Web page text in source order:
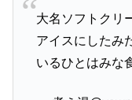
大名ソフトクリ
アイスにしたみ
いるひとはみな